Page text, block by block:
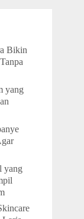
Bikin
yang
yang